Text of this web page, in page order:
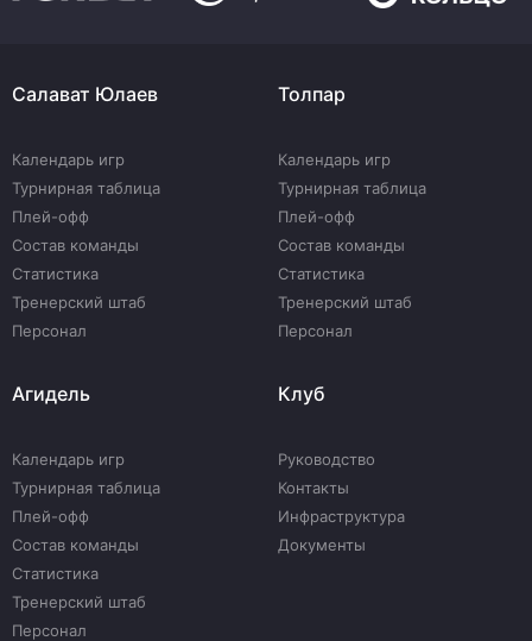
Салават Юлаев
Календарь игр
Турнирная таблица
Плей-офф
Состав команды
Статистика
Тренерский штаб
Персонал
Толпар
Календарь игр
Турнирная таблица
Плей-офф
Состав команды
Статистика
Тренерский штаб
Персонал
Агидель
Календарь игр
Турнирная таблица
Плей-офф
Состав команды
Статистика
Тренерский штаб
Персонал
Клуб
Руководство
Контакты
Инфраструктура
Документы